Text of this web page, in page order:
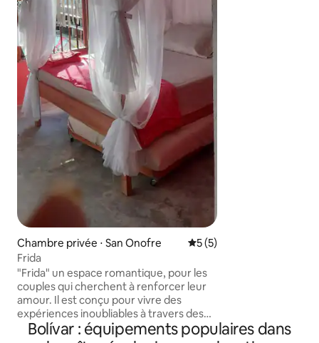
Chambre privée ⋅ San Onofre Évaluation moyenne sur
5 (5)
Frida
"Frida" un espace romantique, pour les
couples qui cherchent à renforcer leur
amour. Il est conçu pour vivre des
expériences inoubliables à travers des
jeux, du vin et des réunions. Les Versets
Bolívar : équipements populaires dans